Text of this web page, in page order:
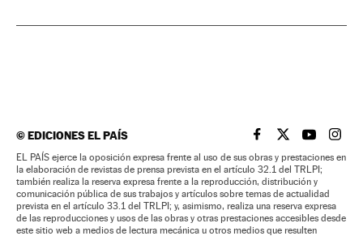
©EDICIONES EL PAÍS EL PAÍS BRASIL EN
EL PAÍSEL PAÍS
EL
EL PAÍS ejerce la oposición expresa frente al uso de sus obras y prestaciones en
la elaboración de revistas de prensa prevista en el artículo 32.1 del TRLPI;
también realiza la reserva expresa frente a la reproducción, distribución y
comunicación pública de sus trabajos y artículos sobre temas de actualidad
prevista en el artículo 33.1 del TRLPI; y, asimismo, realiza una reserva expresa
de las reproducciones y usos de las obras y otras prestaciones accesibles desde
este sitio web a medios de lectura mecánica u otros medios que resulten